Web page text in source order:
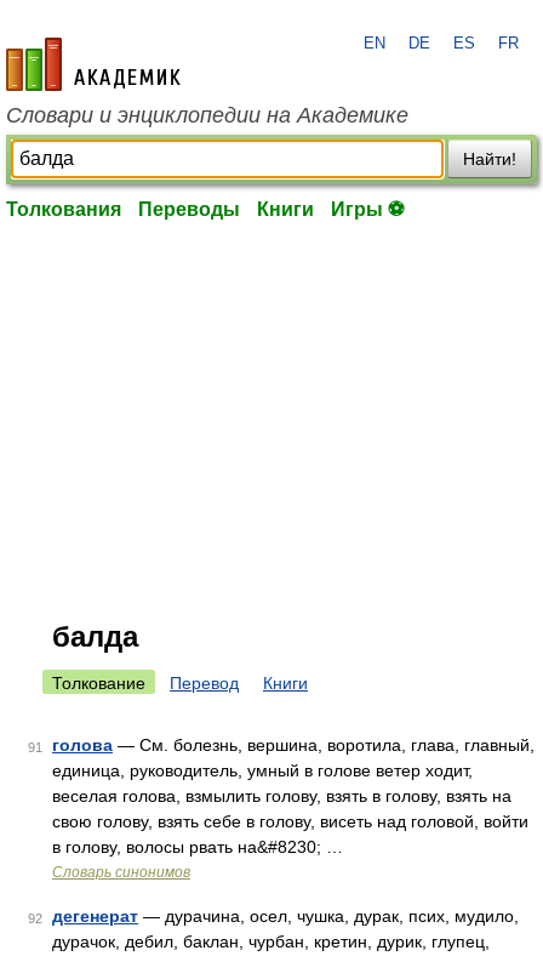
academic.ru
EN DE ES FR
Словари и энциклопедии на Академике
Найти!
Толкования Переводы Книги Игры ⚽
балда
Толкование Перевод Книги
91 голова — См. болезнь, вершина, воротила, глава, главный,
единица, руководитель, умный в голове ветер ходит,
веселая голова, взмылить голову, взять в голову, взять на
свою голову, взять себе в голову, висеть над головой, войти
в голову, волосы рвать на&#8230; …
Словарь синонимов
92 дегенерат — дурачина, осел, чушка, дурак, псих, мудило,
дурачок, дебил, баклан, чурбан, кретин, дурик, глупец,